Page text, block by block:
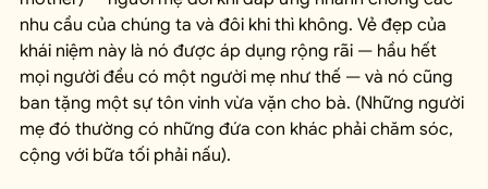
nhu cầu của chúng ta và đôi khi thì không. Vẻ đẹp của
khái niệm này là nó được áp dụng rộng rãi — hầu hết
mọi người đều có một người mẹ như thế — và nó cũng
ban tặng một sự tôn vinh vừa vặn cho bà. (Những người
mẹ đó thường có những đứa con khác phải chăm sóc,
cộng với bữa tối phải nấu).